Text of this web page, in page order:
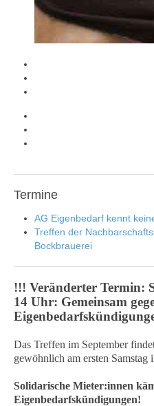
Termine
AG Eigenbedarf kennt
Treffen der
Bockbrauerei
!!! Veränderter Termin:
14 Uhr: Gemeinsam
Das Treffen im September
gewöhnlich am ersten Samstag
Solidarische Mieter:innen
Eigenbedarfskündigungen!